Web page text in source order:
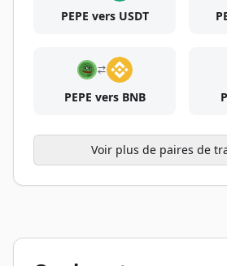
PEPE vers USDT
PEPE vers BNB
Voir plus de paires de